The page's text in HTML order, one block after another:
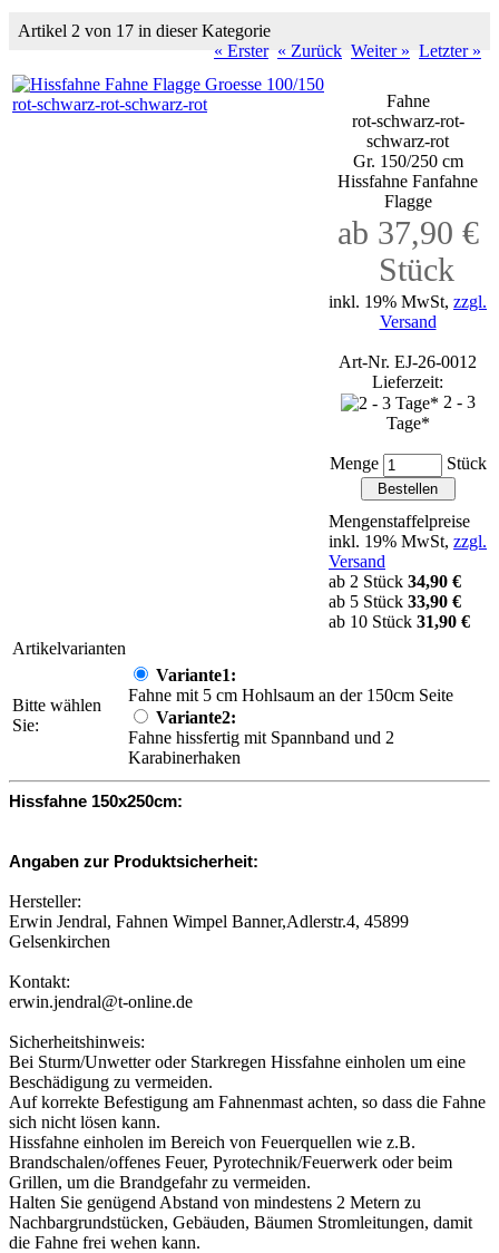
Artikel 2 von 17 in dieser Kategorie
« Erster « Zurück Weiter » Letzter »
Fahne
rot-schwarz-rot-
schwarz-rot
Gr. 150/250 cm
Hissfahne Fanfahne
Flagge
ab 37,90 €
Stück
inkl. 19% MwSt, zzgl.
Versand
Art-Nr. EJ-26-0012
Lieferzeit:
2 - 3
Tage*
Menge Stück
Mengenstaffelpreise
inkl. 19% MwSt, zzgl.
Versand
ab 2 Stück 34,90 €
ab 5 Stück 33,90 €
ab 10 Stück 31,90 €
Artikelvarianten
Bitte wählen
Sie:
Variante1:
Fahne mit 5 cm Hohlsaum an der 150cm Seite
Variante2:
Fahne hissfertig mit Spannband und 2
Karabinerhaken
Hissfahne 150x250cm:
Angaben zur Produktsicherheit:
Hersteller:
Erwin Jendral, Fahnen Wimpel Banner,Adlerstr.4, 45899
Gelsenkirchen
Kontakt:
erwin.jendral@t-online.de
Sicherheitshinweis:
Bei Sturm/Unwetter oder Starkregen Hissfahne einholen um eine
Beschädigung zu vermeiden.
Auf korrekte Befestigung am Fahnenmast achten, so dass die Fahne
sich nicht lösen kann.
Hissfahne einholen im Bereich von Feuerquellen wie z.B.
Brandschalen/offenes Feuer, Pyrotechnik/Feuerwerk oder beim
Grillen, um die Brandgefahr zu vermeiden.
Halten Sie genügend Abstand von mindestens 2 Metern zu
Nachbargrundstücken, Gebäuden, Bäumen Stromleitungen, damit
die Fahne frei wehen kann.